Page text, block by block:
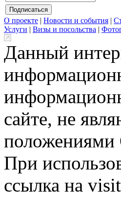
О проекте | Новости и события |
Услуги | Визы и посольства |
Данный
сайте, не
положениями
При
ссылка на